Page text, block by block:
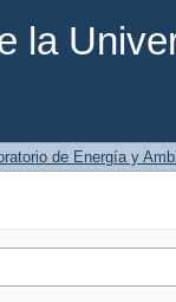
la
de Energía y